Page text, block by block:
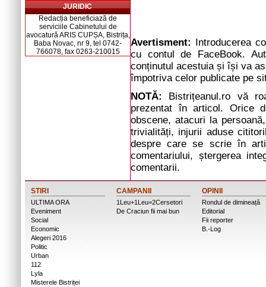
JURIDIC
Redacția beneficiază de
serviciile Cabinetului de
avocatură ARIS CUPȘA, Bistrița,
Baba Novac, nr 9, tel 0742-
766078, fax 0263-210015
Avertisment: Introducerea
cu contul de FaceBook.
conținutul acestuia și își va
împotriva celor publicate pe
NOTĂ: Bistrițeanul.ro vă
prezentat în articol. Orice
obscene, atacuri la
trivialități, injurii aduse
despre care se scrie în
comentariului, ștergerea
comentarii.
STIRI
ULTIMA ORA
Eveniment
Social
Economic
Alegeri 2016
Politic
Urban
112
Lyla
Misterele Bistriței
CAMPANII
1Leu+1Leu=2Cersetori
De Craciun fii mai bun
OPINII
Rondul de dimineață
Editorial
Fii reporter
B.-Log